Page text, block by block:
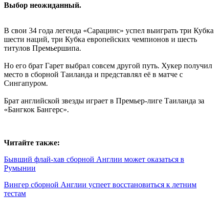
Выбор неожиданный.
В свои 34 года легенда «Сарацинс» успел выиграть три Кубка
шести наций, три Кубка европейских чемпионов и шесть
титулов Премьершипа.
Но его брат Гарет выбрал совсем другой путь. Хукер получил
место в сборной Таиланда и представлял её в матче с
Сингапуром.
Брат английской звезды играет в Премьер-лиге Таиланда за
«Бангкок Бангерс».
Читайте также:
Бывший флай-хав сборной Англии может оказаться в
Румынии
Вингер сборной Англии успеет восстановиться к летним
тестам